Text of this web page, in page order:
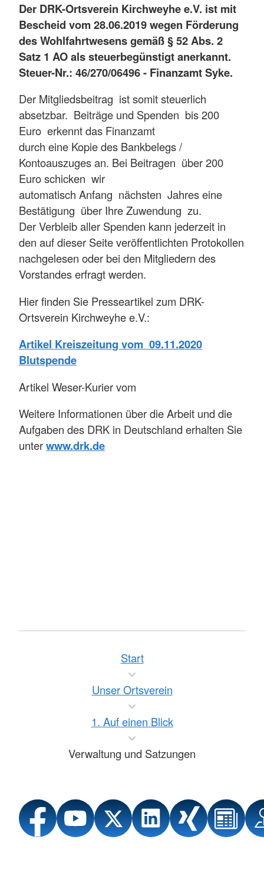
Der DRK-Ortsverein Kirchweyhe e.V. ist mit
Bescheid vom 28.06.2019 wegen Förderung
des Wohlfahrtwesens gemäß § 52 Abs. 2
Satz 1 AO als steuerbegünstigt anerkannt.
Steuer-Nr.: 46/270/06496 - Finanzamt Syke.
Der Mitgliedsbeitrag ist somit steuerlich
absetzbar. Beiträge und Spenden bis 200
Euro erkennt das Finanzamt
durch eine Kopie des Bankbelegs /
Kontoauszuges an. Bei Beitragen über 200
Euro schicken wir
automatisch Anfang nächsten Jahres eine
Bestätigung über Ihre Zuwendung zu.
Der Verbleib aller Spenden kann jederzeit in
den auf dieser Seite veröffentlichten Protokollen
nachgelesen oder bei den Mitgliedern des
Vorstandes erfragt werden.
Hier finden Sie Presseartikel zum DRK-
Ortsverein Kirchweyhe e.V.:
Artikel Kreiszeitung vom 09.11.2020
Blutspende
Artikel Weser-Kurier vom
Weitere Informationen über die Arbeit und die
Aufgaben des DRK in Deutschland erhalten Sie
unterwww.drk.de
Start
Unser Ortsverein
1. Auf einen Blick
Verwaltung und Satzungen